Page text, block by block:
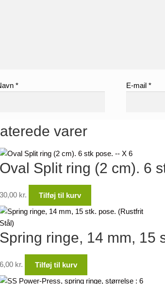
* E-mail*
varer
Split ring (2 cm). 6
kr. Tilføj til kurv
ringe, 14 mm, 15
kr. Tilføj til kurv